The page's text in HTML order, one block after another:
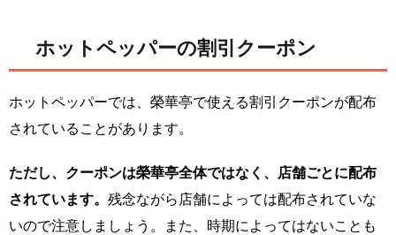
ホットペッパーの割引クーポン
ホットペッパーでは、榮華亭で使える割引クーポンが配布
されていることがあります。
ただし、クーポンは榮華亭全体ではなく、店舗ごとに配布
されています。 残念ながら店舗によっては配布されていな
いので注意しましょう。また、時期によってはないことも